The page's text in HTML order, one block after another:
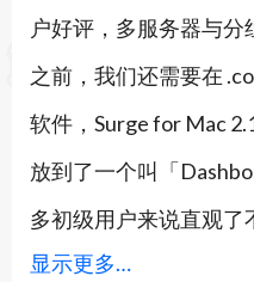
户好评，多服务器与
之前，我们还需要在
软件，Surge for Mac
放到了一个叫「
多初级用户来说直观了
控制本机的流量，也可
显示更多…